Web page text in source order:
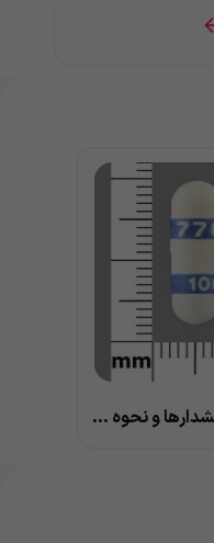
عوارض داروی سلکسیب؛ هشدارها و نحوه مصرف